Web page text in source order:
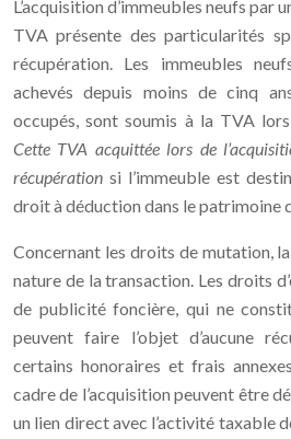
L’acquisition d’immeubles neufs par
TVA présente des particularités
récupération. Les immeubles
achevés depuis moins de cinq
occupés, sont soumis à la TVA
Cette TVA acquittée lors de
récupération si l’immeuble est
droit à déduction dans le patrimoine
Concernant les droits de mutation,
nature de la transaction. Les droits
de publicité foncière, qui ne
peuvent faire l’objet d’aucune
certains honoraires et frais
cadre de l’acquisition peuvent être
un lien direct avec l’activité taxable